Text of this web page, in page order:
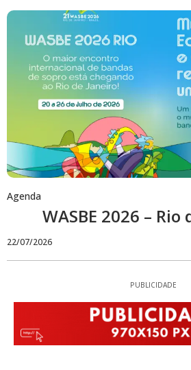
Agenda
WASBE 2026 – Rio
22/07/2026
PUBLICIDADE